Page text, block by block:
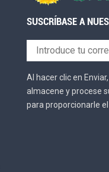
SUSCRÍBASE A
Al hacer clic en
almacene y procese
para proporcionarle